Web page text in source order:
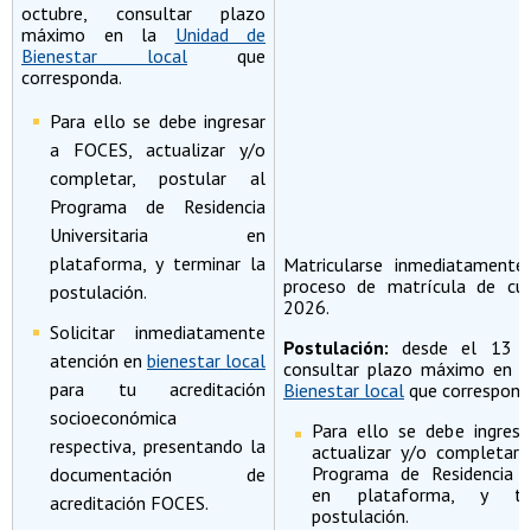
octubre, consultar plazo
máximo en la Unidad de
Bienestar local que
corresponda.
Para ello se debe ingresar
a FOCES, actualizar y/o
completar, postular al
Programa de Residencia
Universitaria en
plataforma, y terminar la
postulación.
Solicitar inmediatamente
atención en bienestar local
para tu acreditación
socioeconómica
respectiva, presentando la
documentación de
acreditación FOCES.
Matricularse
proceso de matrícula de
2026.
Postulación: desde el 13
consultar plazo máximo en
Bienestar local que
Para ello se debe
actualizar y/o
Programa de Residencia
en plataforma, y
postulación.